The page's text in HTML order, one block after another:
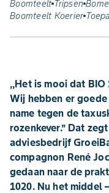
Boomteelt Tripsen
Boomteelt Koerier
,,Het is mooi dat
Wij hebben er
name tegen de
rozenkever.’’ Dat
adviesbedrijf
compagnon René
gedaan naar de
1020. Nu het middel